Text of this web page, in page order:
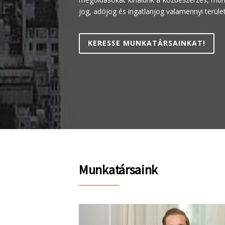
jog, adójog és ingatlanjog valamennyi
KERESSE MUNKATÁRSAINKAT!
Munkatársaink